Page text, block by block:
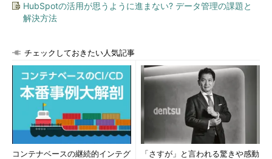
HubSpotの活用が思うように進まない? データ管理の課題と
解決方法
チェックしておきたい人気記事
コンテナベースの継続的インテグ
「さすが」と言われる驚きや感動